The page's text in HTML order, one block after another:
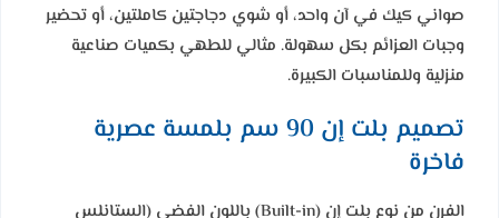
صواني كيك في آن واحد، أو شوي دجاجتين كاملتين، أو تحضير
وجبات العزائم بكل سهولة. مثالي للطهي بكميات صناعية
منزلية وللمناسبات الكبيرة.
تصميم بلت إن 90 سم بلمسة عصرية
فاخرة
الفرن من نوع بلت إن (Built-in) باللون الفضي (الستانلس